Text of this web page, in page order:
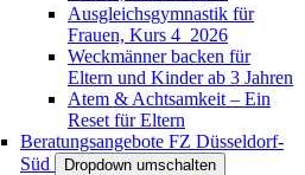
Ausgleichsgymnastik für
Frauen, Kurs 4_2026
Weckmänner backen für
Eltern und Kinder ab 3 Jahren
Atem & Achtsamkeit – Ein
Reset für Eltern
Beratungsangebote FZ Düsseldorf-
Süd
Dropdown umschalten